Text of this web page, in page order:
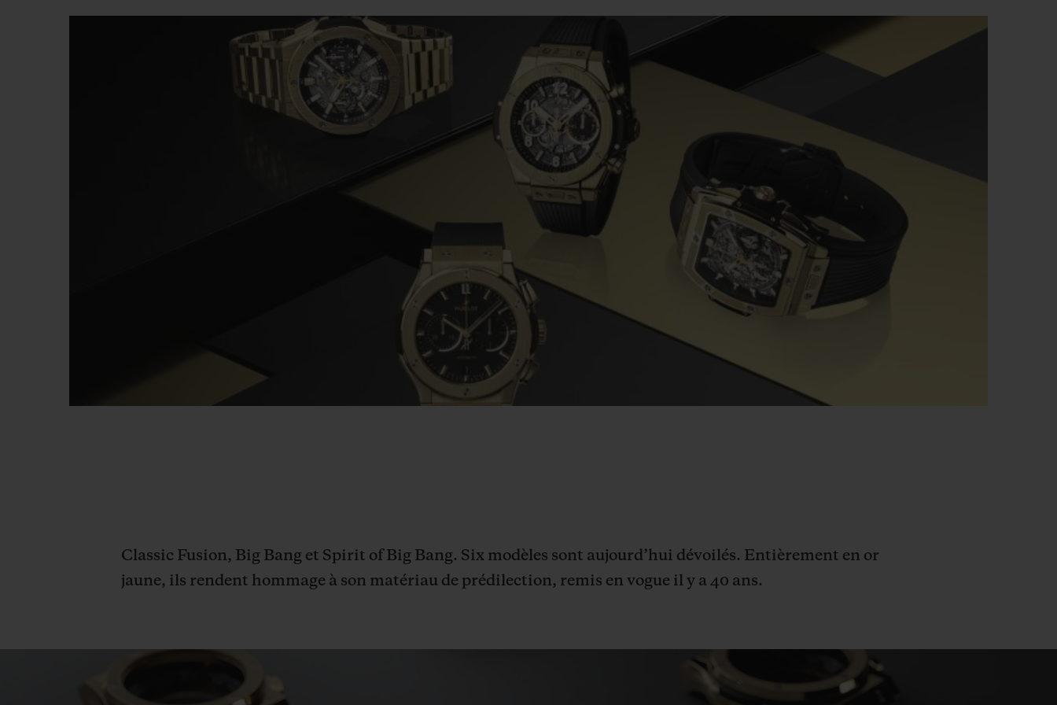
Classic Fusion, Big Bang et Spirit of Big Bang. Six modèles sont aujourd’hui dévoilés. Entièrement en or
jaune, ils rendent hommage à son matériau de prédilection, remis en vogue il y a 40 ans.
BIG BANG
SUMMER MULTI-COLORED
CERAMIC
BIG BANG SPIRIT OF BIG BANG
ESSENTIAL TAUPE
BIG BANG
RELOADED ALL BLACK
SERVICES EXCLUSIFS
DÉLAI DE LIVRAISON
LIVRAISON ET RETOURS
PAIEMENT SÉCURISÉ
NOUS CONTACTER TROUVER UNE BOUTIQUE